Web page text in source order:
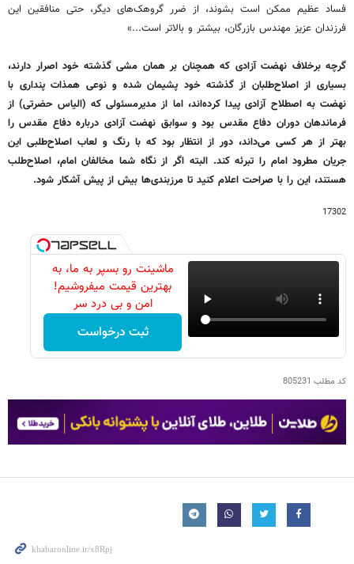
فساد عظیم ممکن است بشوند، از ضرر گروهک‌های دیگر، حتی منافقین این
فرزندان عزیز مهندس بازرگان، بیشتر و بالاتر است...»
گرچه برخلاف نهضت آزادی که همچنان بر همان مشی گذشته خود اصرار دارند،
بسیاری از اصلاح‌طلبان از گذشته خود پشیمان شده و نوعی همذات پنداری با
نهضت به اصطلاح آزادی پیدا کرده‌اند، اما از مدیرمسئولی که (الیاس حضرتی) از
فرماندهان دوران دفاع مقدس بود و سوابق نهضت آزادی درباره دفاع مقدس را
بهتر از هر کسی می‌داند، دور از انتظار بود که با رنگ و لعاب اصلاح‌طلبی این
جریان مطرود امام را تبرئه کند. البته اگر از نگاه شما مخالفان امام، اصلاح‌طلب
هستند، این را با صراحت اعلام کنید تا مرزبندی‌ها بیش از پیش آشکار شود.
17302
ماشینت رو بسپر به ما، به
بهترین قیمت میفروشیم!
امن و بی درد سر
ثبت درخواست
کد مطلب 805231